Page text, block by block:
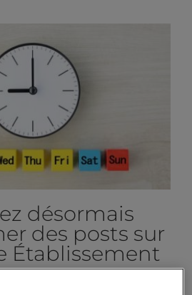
désormais
des posts sur
Établissement